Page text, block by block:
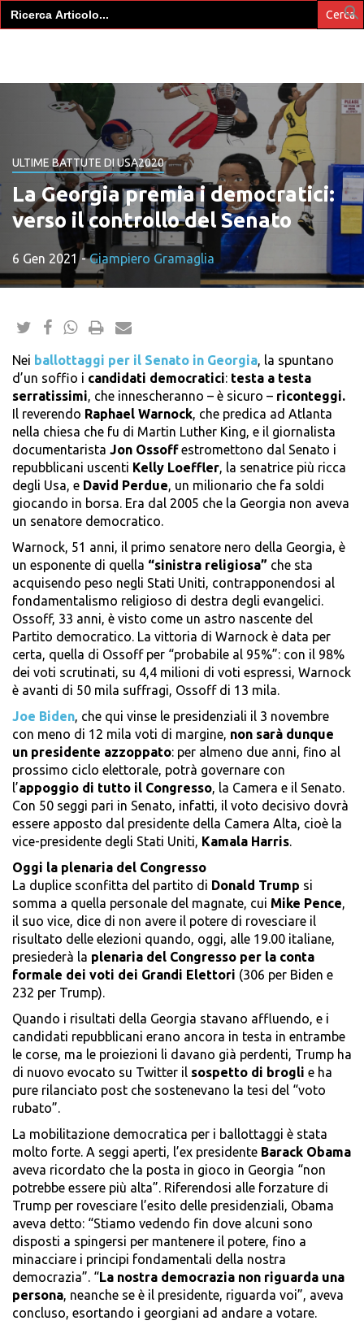
Search
for:
ULTIME BATTUTE DI USA2020
La Georgia premia i democratici:
verso il controllo del Senato
6 Gen 2021-Giampiero Gramaglia
Nei ballottaggi per il Senato in Georgia, la spuntano
d’un soffio i candidati democratici: testa a testa
serratissimi, che innescheranno – è sicuro – riconteggi.
Il reverendo Raphael Warnock, che predica ad Atlanta
nella chiesa che fu di Martin Luther King, e il giornalista
documentarista Jon Ossoffestromettono dal Senato i
repubblicani uscenti Kelly Loeffler, la senatrice più ricca
degli Usa, e David Perdue, un milionario che fa soldi
giocando in borsa. Era dal 2005 che la Georgia non aveva
un senatore democratico.
Warnock, 51 anni, il primo senatore nero della Georgia, è
un esponente di quella “sinistra religiosa” che sta
acquisendo peso negli Stati Uniti, contrapponendosi al
fondamentalismo religioso di destra degli evangelici.
Ossoff, 33 anni, è visto come un astro nascente del
Partito democratico. La vittoria di Warnock è data per
certa, quella di Ossoff per “probabile al 95%”: con il 98%
dei voti scrutinati, su 4,4 milioni di voti espressi, Warnock
è avanti di 50 mila suffragi, Ossoff di 13 mila.
Joe Biden, che qui vinse le presidenziali il 3 novembre
con meno di 12 mila voti di margine, non sarà dunque
un presidente azzoppato: per almeno due anni, fino al
prossimo ciclo elettorale, potrà governare con
l’appoggio di tutto il Congresso, la Camera e il Senato.
Con 50 seggi pari in Senato, infatti, il voto decisivo dovrà
essere apposto dal presidente della Camera Alta, cioè la
vice-presidente degli Stati Uniti, Kamala Harris.
Oggi la plenaria del Congresso
La duplice sconfitta del partito di Donald Trump si
somma a quella personale del magnate, cui Mike Pence,
il suo vice, dice di non avere il potere di rovesciare il
risultato delle elezioni quando, oggi, alle 19.00 italiane,
presiederà la plenaria del Congresso per la conta
formale dei voti dei Grandi Elettori (306 per Biden e
232 per Trump).
Quando i risultati della Georgia stavano affluendo, e i
candidati repubblicani erano ancora in testa in entrambe
le corse, ma le proiezioni li davano già perdenti, Trump ha
di nuovo evocato su Twitter il sospetto di brogli e ha
pure rilanciato post che sostenevano la tesi del “voto
rubato”.
La mobilitazione democratica per i ballottaggi è stata
molto forte. A seggi aperti, l’ex presidente Barack Obama
aveva ricordato che la posta in gioco in Georgia “non
potrebbe essere più alta”. Riferendosi alle forzature di
Trump per rovesciare l’esito delle presidenziali, Obama
aveva detto: “Stiamo vedendo fin dove alcuni sono
disposti a spingersi per mantenere il potere, fino a
minacciare i principi fondamentali della nostra
democrazia”. “La nostra democrazia non riguarda una
persona, neanche se è il presidente, riguarda voi”, aveva
concluso, esortando i georgiani ad andare a votare.